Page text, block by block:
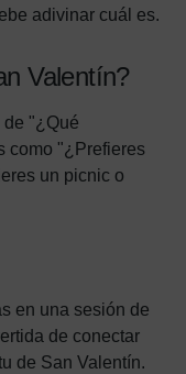
adivinar cuál es.
Valentín?
"¿Qué
como "¿Prefieres
un picnic o
en una sesión de
de conectar
de San Valentín.